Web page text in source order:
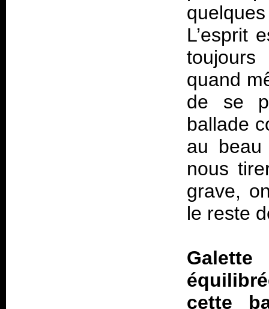
L’esprit
toujours
quand
de se
ballade
au beau
nous
grave,
le reste
cette